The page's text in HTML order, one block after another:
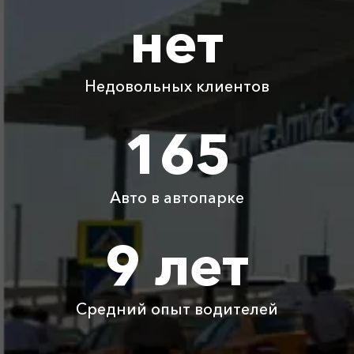
360 ₽ 720 ₽
Абрау-Дюрсо ⇆
2365 ₽ 4730 ₽ 7095 ₽
2095 ₽ 4190 ₽ 6285 ₽
Абрау-Дюрсо ⇆
Абрау-Дюрсо ⇆
250 ₽ 500 ₽
Детское
Бесплатно Бесплатно
нет
Недовольных клиентов
165
Авто в автопарке
9 лет
Средний опыт водителей